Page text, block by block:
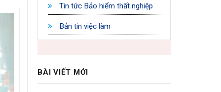
Tin tức Bảo hiểm thất nghiệp
Bản tin việc làm
BÀI VIẾT MỚI